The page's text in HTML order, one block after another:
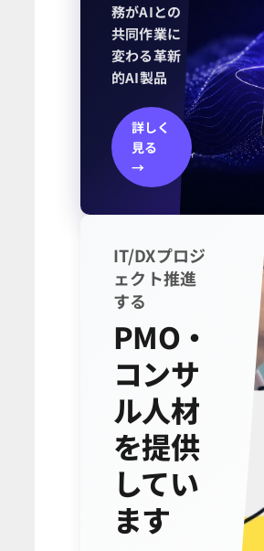
務がAIとの
共同作業に
変わる革新
的AI製品
詳しく
見る
→
IT/DXプロジ
ェクト推進
する
PMO・
コンサ
ル人材
を提供
してい
ます